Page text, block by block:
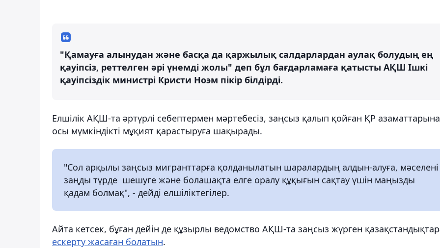
"Қамауға алынудан және басқа да қаржылық салдарлардан аулақ болудың ең
қауіпсіз, реттелген әрі үнемді жолы" деп бұл бағдарламаға қатысты АҚШ Ішкі
қауіпсіздік министрі Кристи Ноэм пікір білдірді.⠀
Елшілік АҚШ-та әртүрлі себептермен мәртебесіз, заңсыз қалып қойған ҚР азаматтарына
осы мүмкіндікті мұқият қарастыруға шақырады.
"Сол арқылы заңсыз мигранттарға қолданылатын шаралардың алдын-алуға, мәселені
заңды түрде шешуге және болашақта елге оралу құқығын сақтау үшін маңызды
қадам болмақ", - дейді елшіліктегілер.
Айта кетсек, бұған дейін де құзырлы ведомство АҚШ-та заңсыз жүрген
ескерту жасаған болатын.